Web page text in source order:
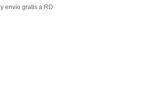
envío gratis a RD